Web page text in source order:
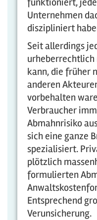
Unternehmen
diszipliniert
Seit allerdings
urheberrechtlich
kann, die früher
anderen
vorbehalten
Verbraucher
Abmahnrisiko
sich eine ganze
spezialisiert.
plötzlich
formulierten
Entsprechend
Verunsicherung.